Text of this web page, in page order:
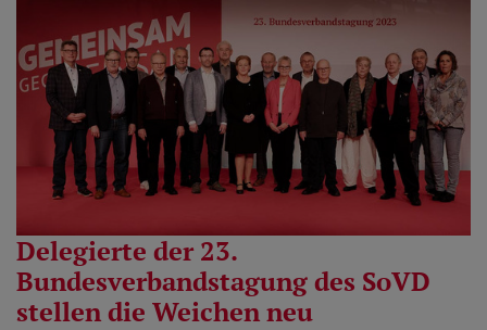
Delegierte der 23.
Bundesverbandstagung des SoVD
stellen die Weichen neu